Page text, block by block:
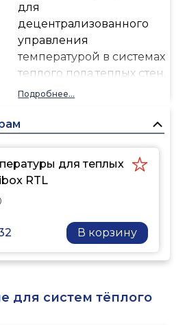
для
децентрализованного
управления
температурой в системах
теплого пола,теплых стен,
или комбинированных
Функции Multibox RTL:
температуры в обратном
трубопроводе
преднастройка
возможность спуска
Цветовое исполнение:
установка на любых
Подробнее...
для теплых
RTL
В корзину
для систем тёплого